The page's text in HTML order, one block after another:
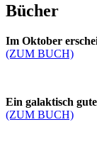
Bücher
Im Oktober
(ZUM BUCH)
Ein galaktisch
(ZUM BUCH)